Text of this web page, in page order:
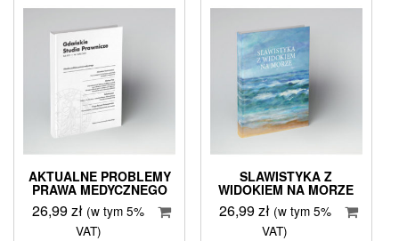
AKTUALNE PROBLEMY
PRAWA MEDYCZNEGO
26,99zł (w tym 5%
VAT)
SLAWISTYKA Z
WIDOKIEM NA MORZE
26,99zł (w tym 5%
VAT)